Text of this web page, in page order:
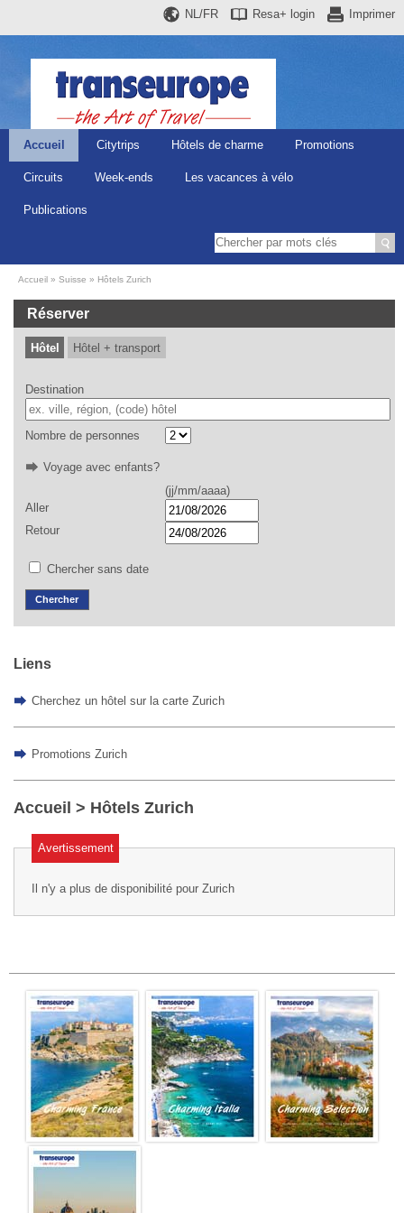
Imprimer
Resa+ login
NL/FR
Accueil Citytrips Hôtels de charme Promotions
Circuits Week-ends Les vacances à vélo
Publications
Accueil Suisse Hôtels Zurich
Réserver
Hôtel Hôtel + transport
Destination
Nombre de personnes
Voyage avec enfants?
(jj/mm/aaaa)
Aller
Retour
Chercher sans date
Liens
Cherchez un hôtel sur la carte Zurich
Promotions Zurich
Accueil > Hôtels Zurich
Avertissement
Il n'y a plus de disponibilité pour Zurich